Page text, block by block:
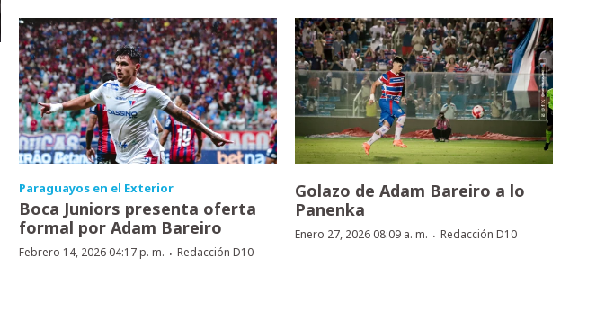
Paraguayos en el Exterior
Boca Juniors presenta oferta
formal por Adam Bareiro
Febrero 14, 2026 04:17 p. m. · Redacción D10
Golazo de Adam Bareiro a lo
Panenka
Enero 27, 2026 08:09 a. m. · Redacción D10